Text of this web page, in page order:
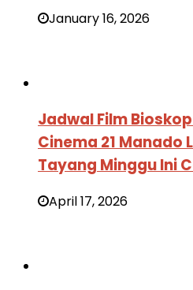
January 16, 2026
Jadwal Film
Cinema 21 Manado
Tayang Minggu Ini
April 17, 2026